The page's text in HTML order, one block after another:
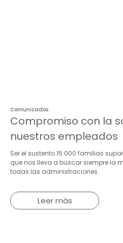
Comunicados
Compromiso con la
nuestros empleados
Ser el sustento 15.000 familias
que nos lleva a buscar siempre la
todas las administraciones.
Leer más